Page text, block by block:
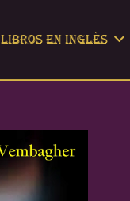
Libros en Inglés